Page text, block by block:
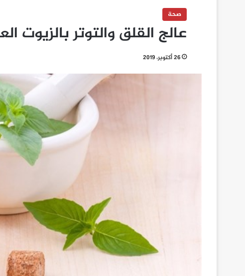
صحة
عالج القلق والتوتر بالزيوت
26 أكتوبر، 2019